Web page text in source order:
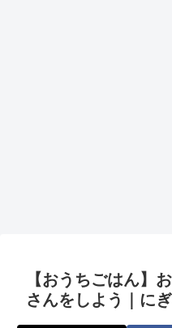
【おうちごはん】
さんをしよう｜に